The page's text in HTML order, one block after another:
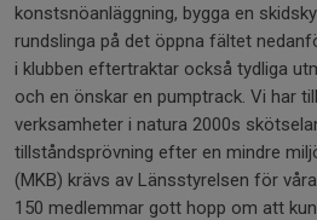
konstsnöanläggning, bygga en
rundslinga på det öppna fältet
i klubben eftertraktar också tydliga
och en önskar en pumptrack. Vi har
verksamheter i natura 2000s
tillståndsprövning efter en mindre
(MKB) krävs av Länsstyrelsen för
150 medlemmar gott hopp om att